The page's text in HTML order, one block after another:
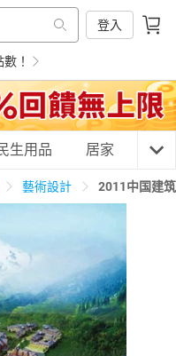
登入
！
運動休閒 親子玩具
生用品 居家 3C
藝術設計 2011中国建